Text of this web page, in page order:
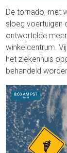
De tornado, met
sloeg voertuigen
ontwortelde
winkelcentrum.
het ziekenhuis
behandeld